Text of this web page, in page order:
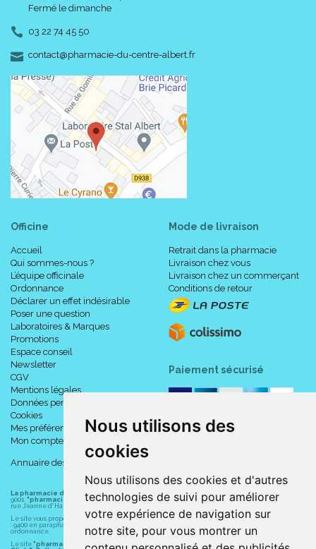
Nous utilisons des
cookies
Nous utilisons des cookies et d'autres
technologies de suivi pour améliorer
votre expérience de navigation sur
notre site, pour vous montrer un
Fermé le dimanche
03 22 74 45 50
contact-
@-
pharmacie-du-centre-albert.fr
Officine
Accueil
Qui sommes-nous ?
L’équipe officinale
Ordonnance
Déclarer un effet indésirable
Poser une question
Laboratoires & Marques
Promotions
Espace conseil
Newsletter
CGV
Mentions légales
Données personnelles
Cookies
Mes préférences Cookies
Mon compte
Annuaire des pharmacies
Mode de livraison
Retrait dans la pharmacie
Livraison chez vous
Livraison chez un commerçant
Conditions de retour
Paiement sécurisé
La pharmacie du centre à Albert
(80300) est une pharmacie française certifiée ISO
9001. "pharmacie-du-centre-albert.fr " est le site internet de la pharmacie du centre
rue Jeanne d' Harcourt, 80300 Albert.
Le site vous propose un large choix de plus de 11000 références, au prix les plus bas possible
: 9400 en parapharmacie, animaux, orthopédie, matériel médical. 1700 en médicaments sans
ordonnance.
Le site "pharmacie-du-centre-albert.fr"
vous propose les service suivants :